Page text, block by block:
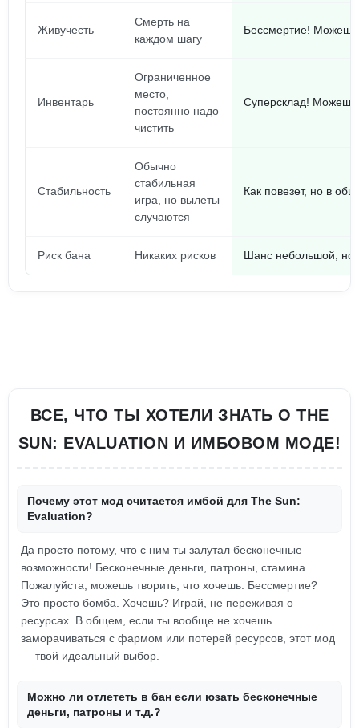
Живучесть
Смерть на
каждом шагу
Бессмертие! Можешь
Инвентарь
Ограниченное
место,
постоянно надо
чистить
Суперсклад! Можешь
Стабильность
Обычно
стабильная
игра, но вылеты
случаются
Как повезет, но в
Риск бана Никаких рисков Шанс небольшой, но
ВСЕ, ЧТО ТЫ ХОТЕЛИ ЗНАТЬ О THE
SUN: EVALUATION И ИМБОВОМ МОДЕ!
Почему этот мод считается имбой для The Sun:
Evaluation?
Да просто потому, что с ним ты залутал бесконечные
возможности! Бесконечные деньги, патроны, стамина...
Пожалуйста, можешь творить, что хочешь. Бессмертие?
Это просто бомба. Хочешь? Играй, не переживая о
ресурсах. В общем, если ты вообще не хочешь
заморачиваться с фармом или потерей ресурсов, этот мод
— твой идеальный выбор.
Можно ли отлететь в бан если юзать бесконечные
деньги, патроны и т.д.?